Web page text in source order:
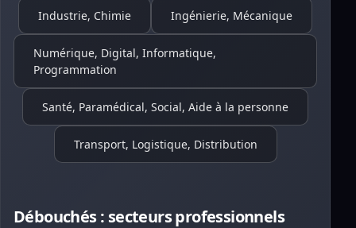
Industrie, Chimie Ingénierie, Mécanique
Numérique, Digital, Informatique,
Programmation
Santé, Paramédical, Social, Aide à la personne
Transport, Logistique, Distribution
Débouchés : secteurs professionnels